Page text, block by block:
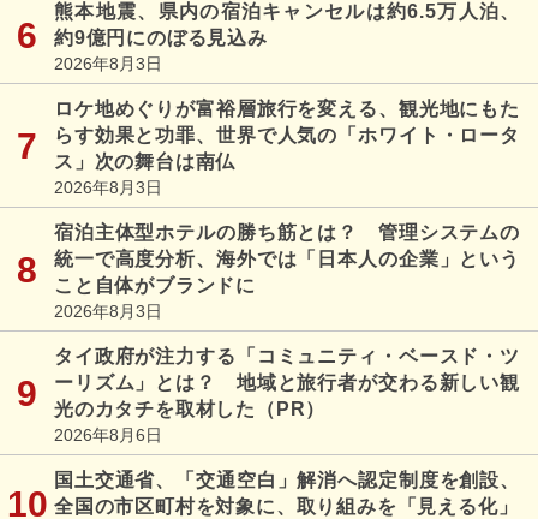
熊本地震、県内の宿泊キャンセルは約6.5万人泊、
約9億円にのぼる見込み
2026年8月3日
ロケ地めぐりが富裕層旅行を変える、観光地にもた
らす効果と功罪、世界で人気の「ホワイト・ロータ
ス」次の舞台は南仏
2026年8月3日
宿泊主体型ホテルの勝ち筋とは？ 管理システムの
統一で高度分析、海外では「日本人の企業」という
こと自体がブランドに
2026年8月3日
タイ政府が注力する「コミュニティ・ベースド・ツ
ーリズム」とは？ 地域と旅行者が交わる新しい観
光のカタチを取材した（PR）
2026年8月6日
国土交通省、「交通空白」解消へ認定制度を創設、
全国の市区町村を対象に、取り組みを「見える化」